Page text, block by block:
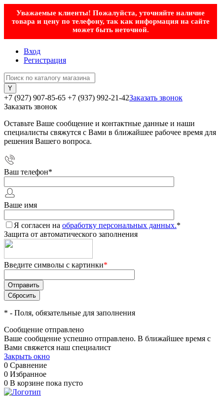
Уважаемые клиенты! Пожалуйста, уточняйте наличие
товара и цену по телефону, так как информация на сайте
может быть неточной.
Вход
Регистрация
+7 (927) 907-85-65 +7 (937) 992-21-42Заказать звонок
Заказать звонок
Оставьте Ваше сообщение и контактные данные и наши
специалисты свяжутся с Вами в ближайшее рабочее время для
решения Вашего вопроса.
Ваш телефон*
Ваше имя
Я согласен на обработку персональных данных.*
Защита от автоматического заполнения
Введите символы с картинки*
* - Поля, обязательные для заполнения
Сообщение отправлено
Ваше сообщение успешно отправлено. В ближайшее время с
Вами свяжется наш специалист
Закрыть окно
0 Сравнение
0 Избранное
0 В корзине пока пусто